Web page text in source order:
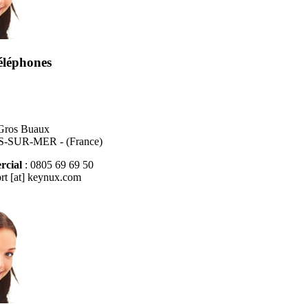
Buaux
SUR-MER - (France)
: 0805 69 69 50
[at] keynux.com